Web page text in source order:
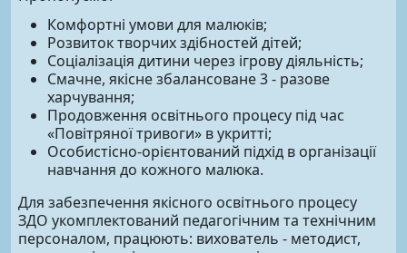
Комфортні умови для малюків;
Розвиток творчих здібностей дітей;
Соціалізація дитини через ігрову діяльність;
Смачне, якісне збалансоване 3 - разове
харчування;
Продовження освітнього процесу під час
«Повітряної тривоги» в укритті;
Особистісно-орієнтований підхід в організації
навчання до кожного малюка.
Для забезпечення якісного освітнього процесу
ЗДО укомплектований педагогічним та технічним
персоналом, працюють: вихователь - методист,